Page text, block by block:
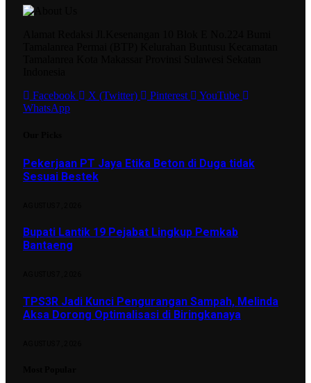
Facebook
X (Twitter) Pinterest
YouTube
WhatsApp
Pekerjaan PT Jaya Etika Beton di Duga tidak
Sesuai Bestek
Bupati Lantik 19 Pejabat Lingkup Pemkab
Bantaeng
TPS3R Jadi Kunci Pengurangan Sampah, Melinda
Aksa Dorong Optimalisasi di Biringkanaya